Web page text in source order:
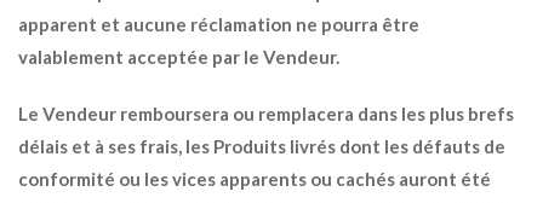
apparent et aucune réclamation ne pourra être
valablement acceptée par le Vendeur.
Le Vendeur remboursera ou remplacera dans les plus brefs
délais et à ses frais, les Produits livrés dont les défauts de
conformité ou les vices apparents ou cachés auront été